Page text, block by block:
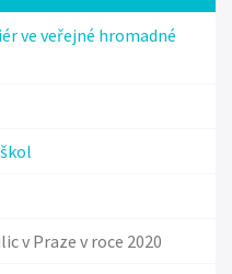
ve veřejné hromadné
v Praze v roce 2020